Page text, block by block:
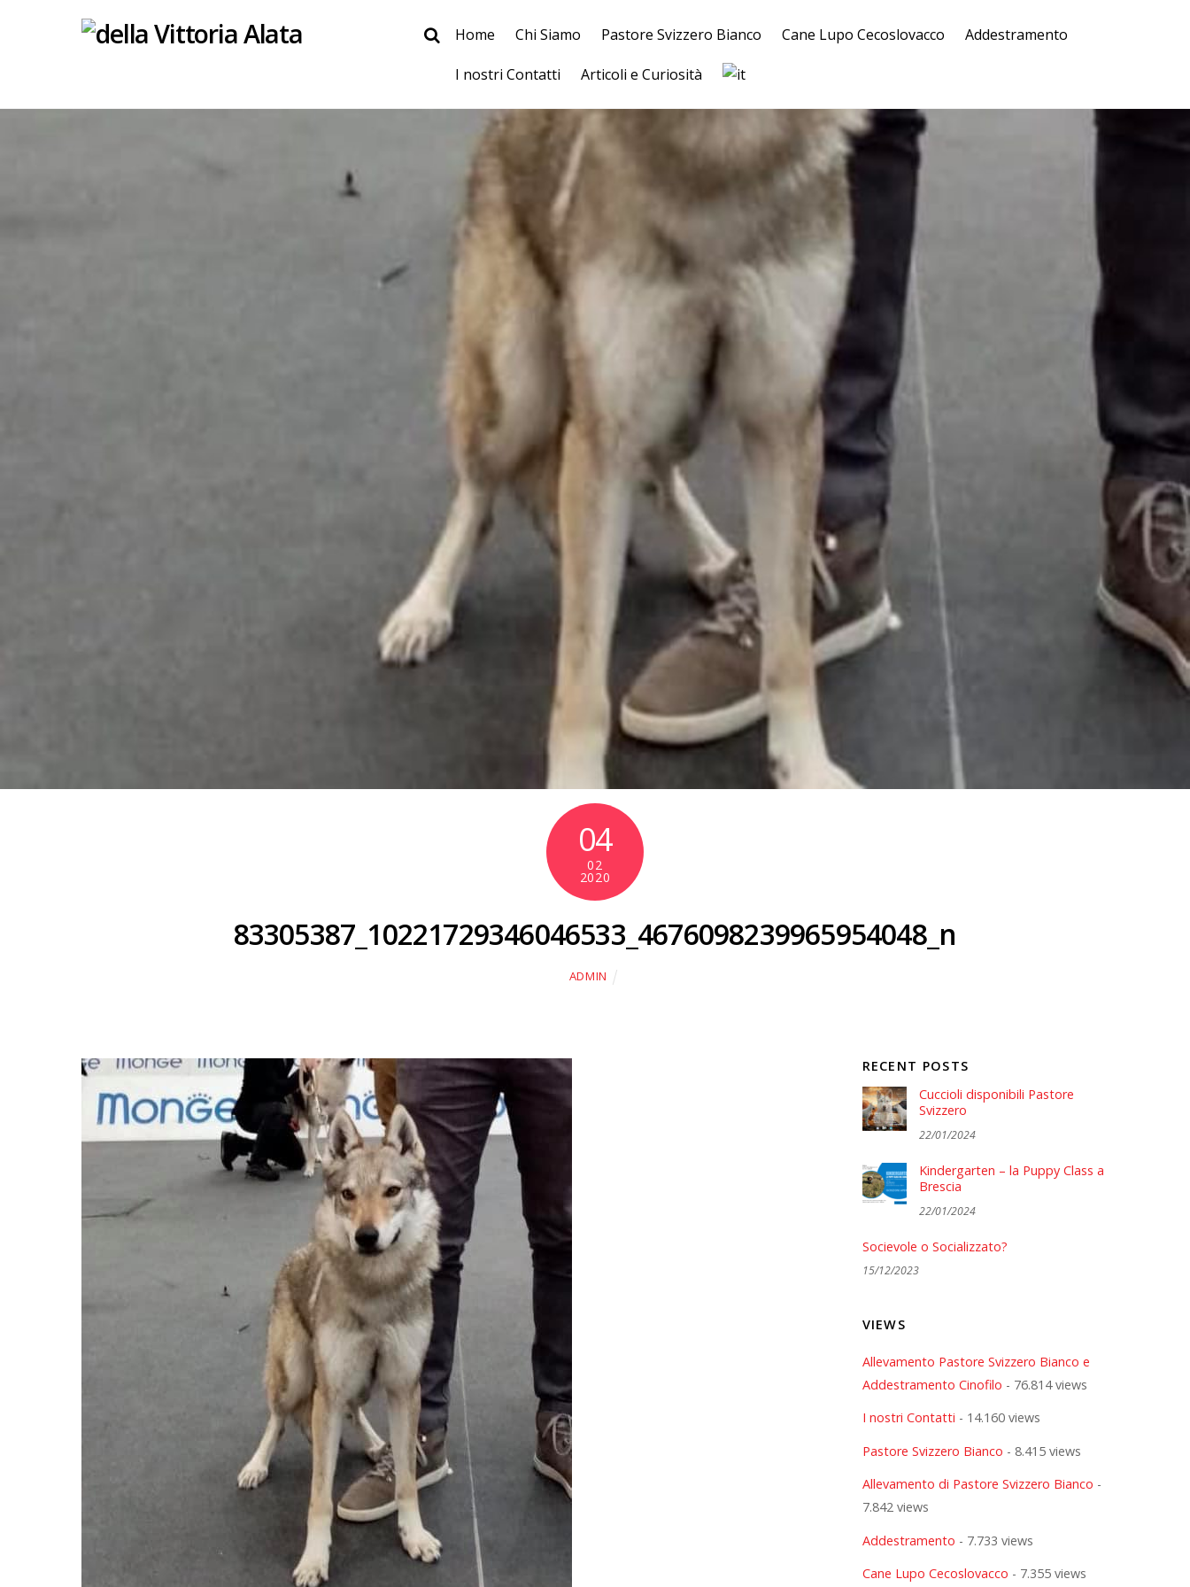
Home Chi Siamo Pastore Svizzero Bianco Cane Lupo Cecoslovacco Addestramento
I nostri Contatti Articoli e Curiosità
04
02
2020
83305387_10221729346046533_4676098239965954048_n
ADMIN
RECENT POSTS
Cuccioli disponibili Pastore
Svizzero
22/01/2024
Kindergarten – la Puppy Class a
Brescia
22/01/2024
Socievole o Socializzato?
15/12/2023
VIEWS
Allevamento Pastore Svizzero Bianco e
Addestramento Cinofilo - 76.814 views
I nostri Contatti - 14.160 views
Pastore Svizzero Bianco - 8.415 views
Allevamento di Pastore Svizzero Bianco -
7.842 views
Addestramento - 7.733 views
Cane Lupo Cecoslovacco - 7.355 views